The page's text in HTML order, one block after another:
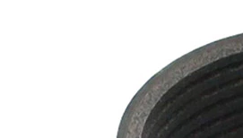
Valoare
1590 mm
Latime
24,92 mm
Culoare
negru
Numar
nervuri